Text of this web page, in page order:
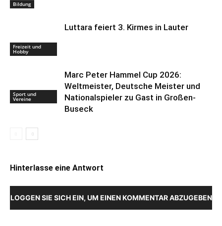
Bildung
Freizeit und
Hobby
Luttara feiert 3. Kirmes in Lauter
Sport und
Vereine
Marc Peter Hammel Cup 2026:
Weltmeister, Deutsche Meister und
Nationalspieler zu Gast in Großen-
Buseck
Hinterlasse eine Antwort
LOGGEN SIE SICH EIN, UM EINEN KOMMENTAR ABZUGEBEN